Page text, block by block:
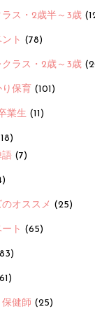
ス・2歳半～3歳
ト (78)
クラス・2歳～3歳
保育 (101)
業生 (11)
語 (7)
のオススメ (25)
ト (65)
健師 (25)